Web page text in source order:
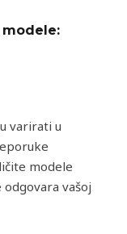
varirati u
modele
vašoj